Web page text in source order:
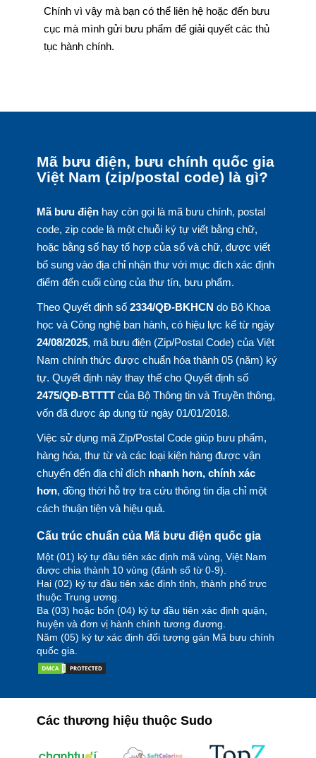
Chính vì vậy mà bạn có thể liên hệ hoặc đến bưu
cục mà mình gửi bưu phẩm để giải quyết các thủ
tục hành chính.
Mã bưu điện, bưu chính quốc gia
Việt Nam (zip/postal code) là gì?
Mã bưu điệnhay còn gọi là mã bưu chính, postal
code, zip code là một chuỗi ký tự viết bằng chữ,
hoặc bằng số hay tổ hợp của số và chữ, được viết
bổ sung vào địa chỉ nhận thư với mục đích xác định
điểm đến cuối cùng của thư tín, bưu phẩm.
Theo Quyết định số 2334/QĐ-BKHCN do Bộ Khoa
học và Công nghệ ban hành, có hiệu lực kể từ ngày
24/08/2025, mã bưu điện (Zip/Postal Code) của Việt
Nam chính thức được chuẩn hóa thành 05 (năm) ký
tự. Quyết định này thay thế cho Quyết định số
2475/QĐ-BTTTTcủa Bộ Thông tin và Truyền thông,
vốn đã được áp dụng từ ngày 01/01/2018.
Việc sử dụng mã Zip/Postal Code giúp bưu phẩm,
hàng hóa, thư từ và các loại kiện hàng được vận
chuyển đến địa chỉ đích nhanh hơn, chính xác
hơn, đồng thời hỗ trợ tra cứu thông tin địa chỉ một
cách thuận tiện và hiệu quả.
Cấu trúc chuẩn của Mã bưu điện quốc gia
Một (01) ký tự đầu tiên xác định mã vùng, Việt Nam
được chia thành 10 vùng (đánh số từ 0-9).
Hai (02) ký tự đầu tiên xác định tỉnh, thành phố trực
thuộc Trung ương.
Ba (03) hoặc bốn (04) ký tự đầu tiên xác định quận,
huyện và đơn vị hành chính tương đương.
Năm (05) ký tự xác định đối tượng gán Mã bưu chính
quốc gia.
Các thương hiệu thuộc Sudo